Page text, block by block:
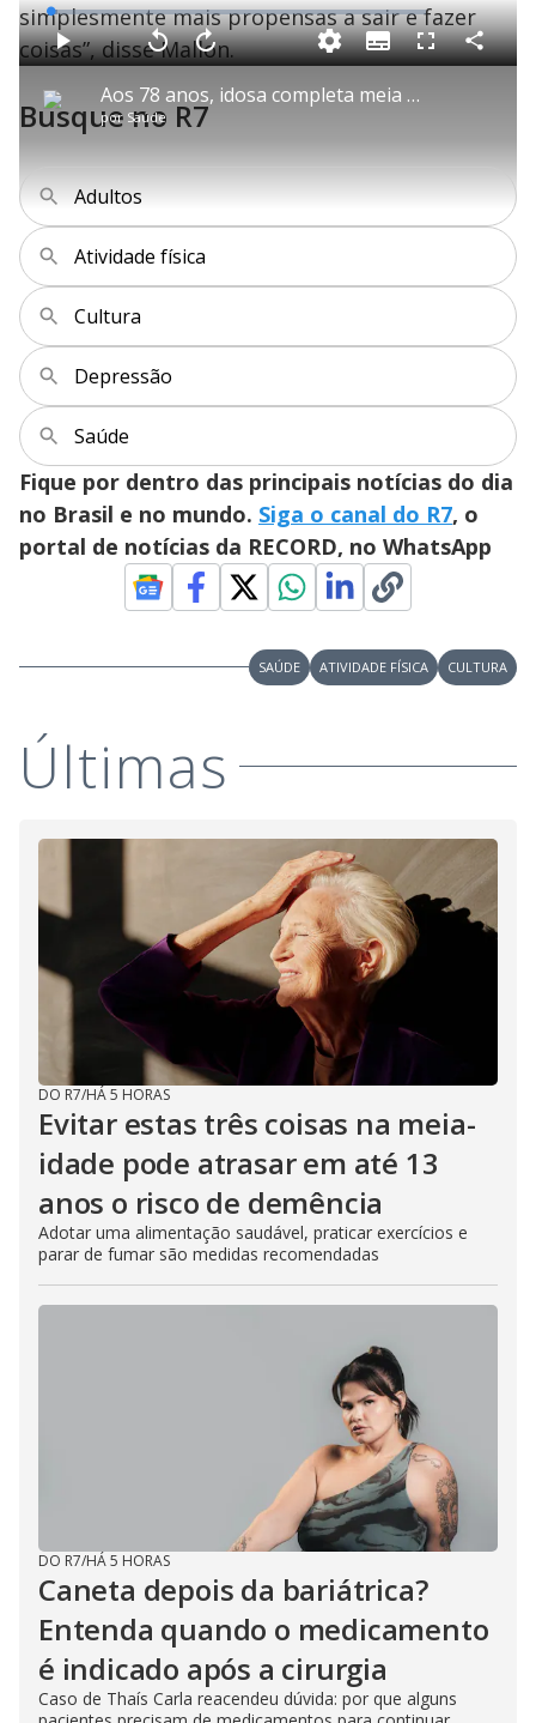
simplesmente mais propensas a sair e fazer
coisas”, disse Mallon.
P
l
a
y
V
i
d
e
o
Aos 78 anos, idosa completa meia maratona em Brasília e inspira outros atletas
por Saúde
P V
t
a
r
1
o
A
n
ç
a
d
s
u
o
L
o
a
d
e
:
1
.
8
S
u
b
i
t
F C
o
Busque no R7
Adultos
Atividade física
Cultura
Depressão
Saúde
Fique por dentro das principais notícias do dia
no Brasil e no mundo. Siga o canal do R7, o
portal de notícias da RECORD, no WhatsApp
SAÚDE ATIVIDADE FÍSICA CULTURA
Últimas
DO R7/HÁ 5 HORAS
Evitar estas três coisas na meia-
idade pode atrasar em até 13
anos o risco de demência
Adotar uma alimentação saudável, praticar exercícios e
parar de fumar são medidas recomendadas
DO R7/HÁ 5 HORAS
Caneta depois da bariátrica?
Entenda quando o medicamento
é indicado após a cirurgia
Caso de Thaís Carla reacendeu dúvida: por que alguns